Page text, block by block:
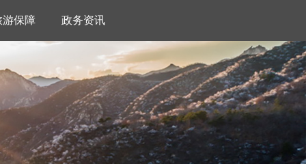
游保障 政务资讯
湖心半岛VR 景区视频
景区地图